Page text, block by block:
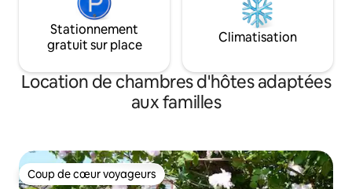
Stationnement
gratuit sur place
Climatisation
Location de chambres d'hôtes adaptées
aux familles
Coup de cœur voyageurs
Coup de cœur voyageurs